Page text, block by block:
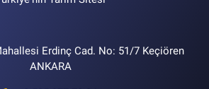
Erdinç Cad. No: 51/7 Keçiören
ANKARA